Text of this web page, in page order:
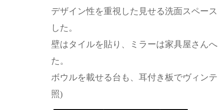
デザイン性を重視した見せる洗面スペー
した。
壁はタイルを貼り、ミラーは家具屋さん
た。
ボウルを載せる台も、耳付き板でヴィン
照)